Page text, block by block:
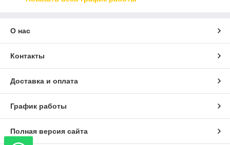
О нас
Контакты
Доставка и оплата
График работы
Полная версия сайта